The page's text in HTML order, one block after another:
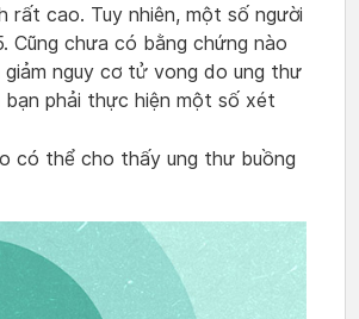
rất cao. Tuy nhiên, một số người
Cũng chưa có bằng chứng nào
nguy cơ tử vong do ung thư
phải thực hiện một số xét
có thể cho thấy ung thư buồng